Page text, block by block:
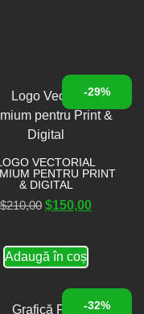
-29%
VECTORIAL
PENTRU PRINT
& DIGITAL
$210,00 $150,00
Adaugă în coș
-32%